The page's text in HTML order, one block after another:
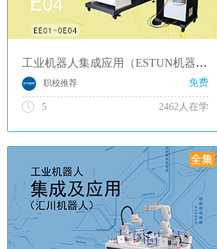
工业机器人集成应用（ESTUN机器人）
职校推荐 免费
5 2462人在学